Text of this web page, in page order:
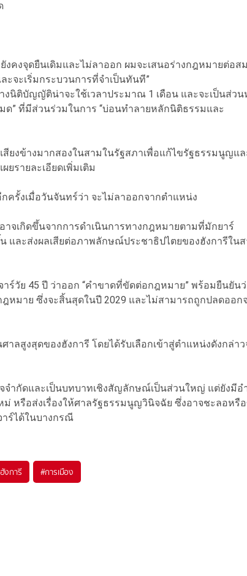
งคงจุดยืนเดิมและไม่ลาออก ผมจะเสนอร่างกฎหมายต่อส
จะเริ่มกระบวนการที่จำเป็นทันที”
งนิติบัญญัติน่าจะใช้เวลาประมาณ 1 เดือน และจะเป็นส่วน
” ที่มีส่วนร่วมในการ “บ่อนทำลายหลักนิติธรรมและ
สียงข้างมากสองในสามในรัฐสภาเพื่อแก้ไขรัฐธรรมนูญแล
ยรายละเอียดเพิ่มเติม
รั้งเมื่อวันจันทร์ว่า จะไม่ลาออกจากตำแหน่ง
จเกิดขึ้นจากการดำเนินการทางกฎหมายตามที่มักยาร์
และส่งผลเสียต่อภาพลักษณ์ประชาธิปไตยของฮังการีในส
าร์วัย 45 ปี ว่าออก “คำขาดที่ขัดต่อกฎหมาย” พร้อมยืนยัน
มาย ซึ่งจะสิ้นสุดในปี 2029 และไม่สามารถถูกปลดออก
ลสูงสุดของฮังการี โดยได้รับเลือกเข้าสู่ตำแหน่งดังกล่าว
จำกัดและเป็นบทบาทเชิงสัญลักษณ์เป็นส่วนใหญ่ แต่ยังมีอ
หรือส่งเรื่องให้ศาลรัฐธรรมนูญวินิจฉัย ซึ่งอาจชะลอหรื
าร์ได้ในบางกรณี
ฮังการี #การเมือง